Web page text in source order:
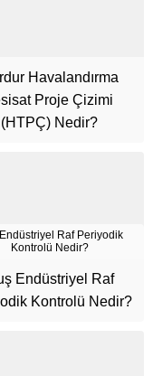
Havalandırma
Proje Çizimi
(HTPÇ) Nedir?
Raf Periyodik
Kontrolü Nedir?
Endüstriyel Raf
Kontrolü Nedir?